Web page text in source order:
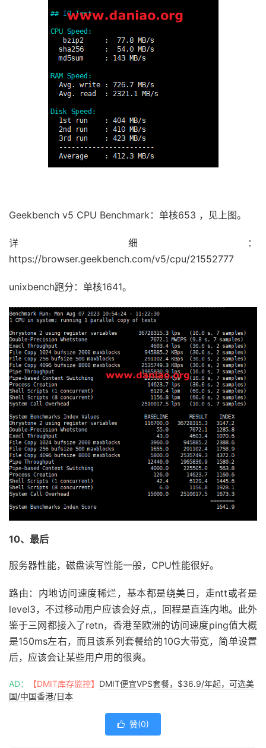
Geekbench v5 CPU Benchmark：单核653 ，见上图。
详细：
https://browser.geekbench.com/v5/cpu/21552777
unixbench跑分：单核1641。
10、最后
服务器性能，磁盘读写性能一般，CPU性能很好。
路由：内地访问速度稀烂，基本都是绕美日，走ntt或者是
level3，不过移动用户应该会好点,，回程是直连内地。此外
鉴于三网都接入了retn，香港至欧洲的访问速度ping值大概
是150ms左右，而且该系列套餐给的10G大带宽，简单设置
后，应该会让某些用户用的很爽。
AD： 【DMIT库存监控】 DMIT便宜VPS套餐，$36.9/年起，可选美
国/中国香港/日本
 赞(0)